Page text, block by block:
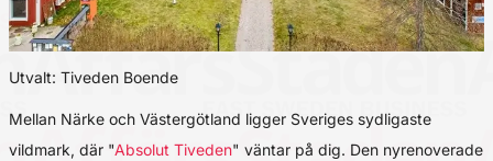
Utvalt: Tiveden Boende
Mellan Närke och Västergötland ligger Sveriges sydligaste
vildmark, där "Absolut Tiveden" väntar på dig. Den nyrenoverade